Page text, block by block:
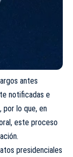
antes
notificadas e
por lo que, en
este proceso
presidenciales